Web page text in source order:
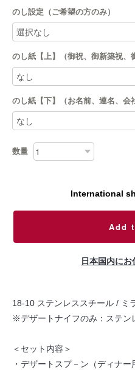
のし設定（ご希望の方のみ）
のし紙【上】（御祝、御新築祝、
のし紙【下】（お名前、連名、会
数量
International
Add
日本国内に
18-10 ステンレススチール / ミ
※デザートナイフのみ：ステン
＜セット内容＞
・デザートスプ－ン（ディナ